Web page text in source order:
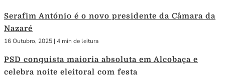
Serafim António é o novo presidente da Câmara da
Nazaré
16 Outubro, 2025 | 4 min de leitura
PSD conquista maioria absoluta em Alcobaça e
celebra noite eleitoral com festa